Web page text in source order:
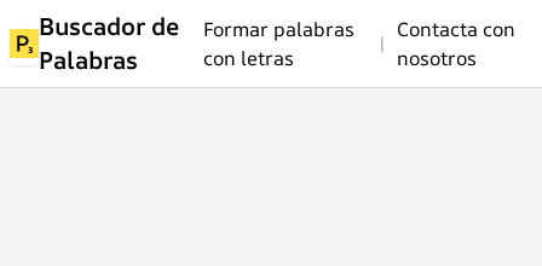
Buscador de
Palabras
Formar palabras
con letras
|
Contacta con
nosotros